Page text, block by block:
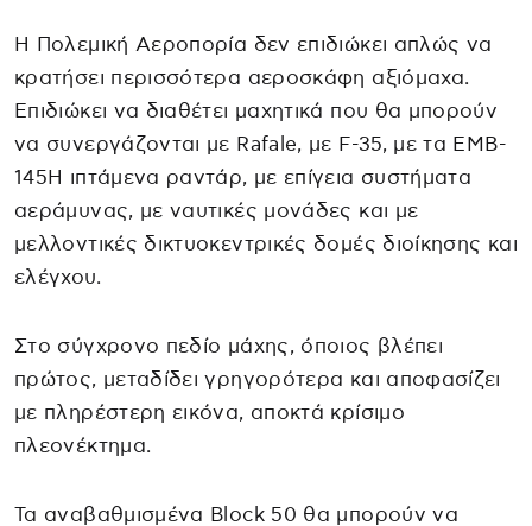
Η Πολεμική Αεροπορία δεν επιδιώκει απλώς να
κρατήσει περισσότερα αεροσκάφη αξιόμαχα.
Επιδιώκει να διαθέτει μαχητικά που θα μπορούν
να συνεργάζονται με Rafale, με F-35, με τα EMB-
145H ιπτάμενα ραντάρ, με επίγεια συστήματα
αεράμυνας, με ναυτικές μονάδες και με
μελλοντικές δικτυοκεντρικές δομές διοίκησης και
ελέγχου.
Στο σύγχρονο πεδίο μάχης, όποιος βλέπει
πρώτος, μεταδίδει γρηγορότερα και αποφασίζει
με πληρέστερη εικόνα, αποκτά κρίσιμο
πλεονέκτημα.
Τα αναβαθμισμένα Block 50 θα μπορούν να